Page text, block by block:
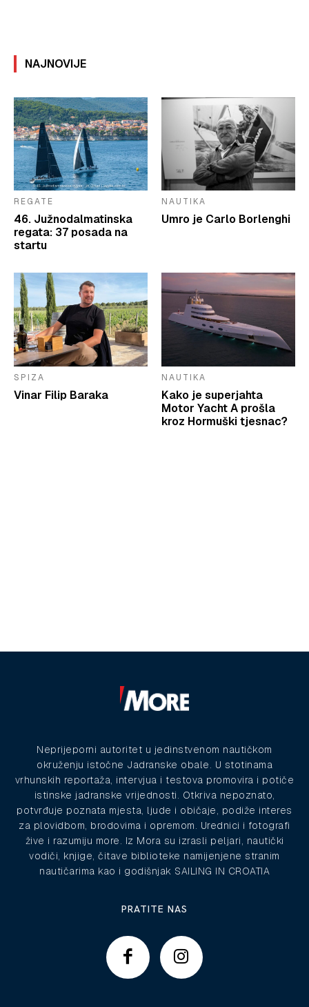
NAJNOVIJE
REGATE
46. Južnodalmatinska
regata: 37 posada na
startu
NAUTIKA
Umro je Carlo Borlenghi
SPIZA
Vinar Filip Baraka
NAUTIKA
Kako je superjahta
Motor Yacht A prošla
kroz Hormuški tjesnac?
Neprijeporni autoritet u jedinstvenom nautičkom
okruženju istočne Jadranske obale. U stotinama
vrhunskih reportaža, intervjua i testova promovira i potiče
istinske jadranske vrijednosti. Otkriva nepoznato,
potvrđuje poznata mjesta, ljude i običaje, podiže interes
za plovidbom, brodovima i opremom. Urednici i fotografi
žive i razumiju more. Iz Mora su izrasli peljari, nautički
vodiči, knjige, čitave biblioteke namijenjene stranim
nautičarima kao i godišnjak SAILING IN CROATIA
PRATITE NAS